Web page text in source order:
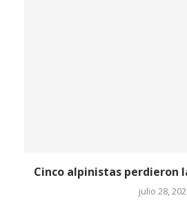
Cinco alpinistas perdieron
julio 28, 2026